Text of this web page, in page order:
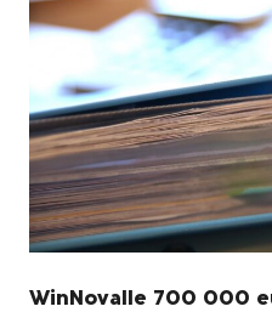
WinNovalle 700 000